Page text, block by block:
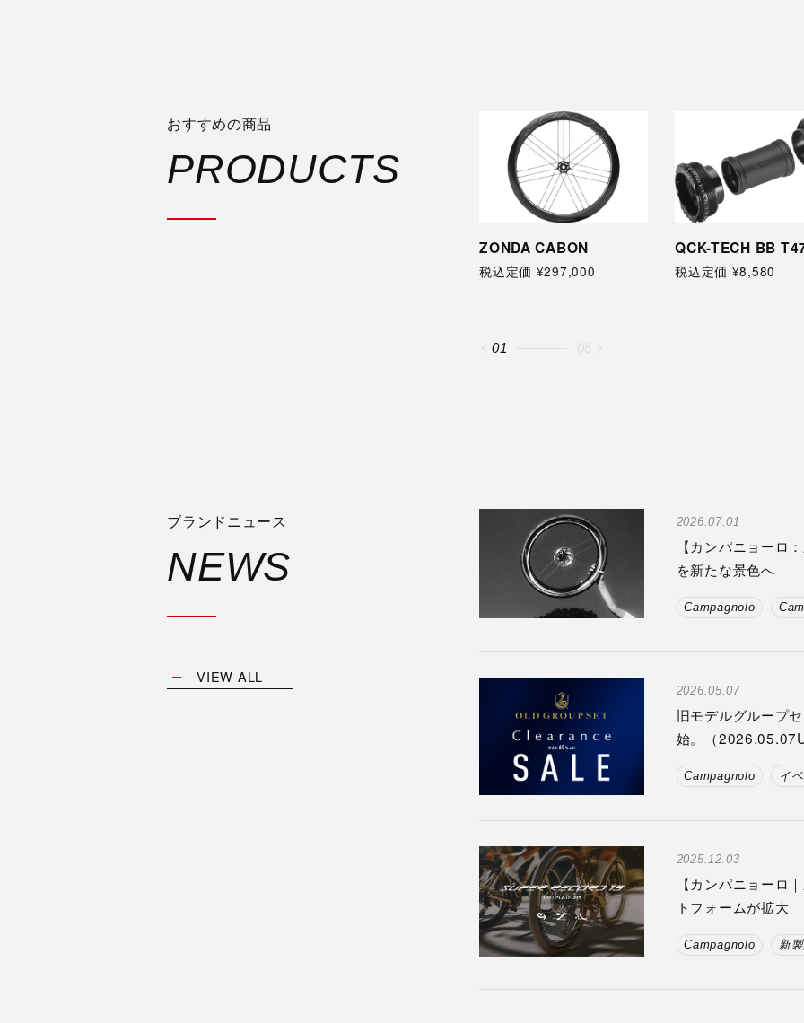
おすすめの商品
PRODUCTS
QCK-TECH BB T47x86
税込定価 ¥8,580
QCK-TECH BB
税込定価 ¥8,580
02
ブランドニュース
NEWS
VIEW ALL
2026.07.01
【カンパニョーロ
を新たな景色へ
Campagnolo
2026.05.07
旧モデルグループ
始。（
Campagnolo イ
2025.12.03
【カンパニョーロ
トフォームが拡大
Campagnolo 新